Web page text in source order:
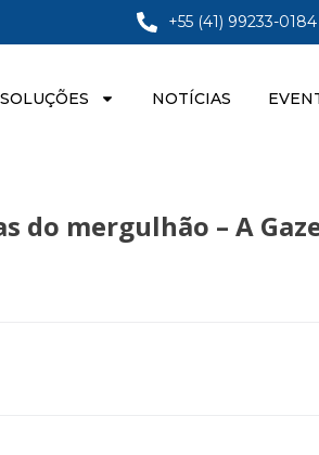
+55 (41) 99233-0184
SOLUÇÕES NOTÍCIAS
do mergulhão – A